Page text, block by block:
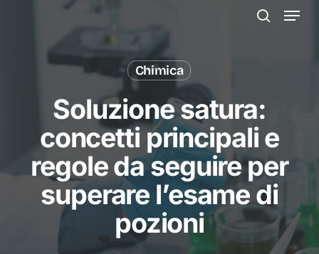
Menu
Chimica
Soluzione satura:
concetti principali e
regole da seguire per
superare l’esame di
pozioni